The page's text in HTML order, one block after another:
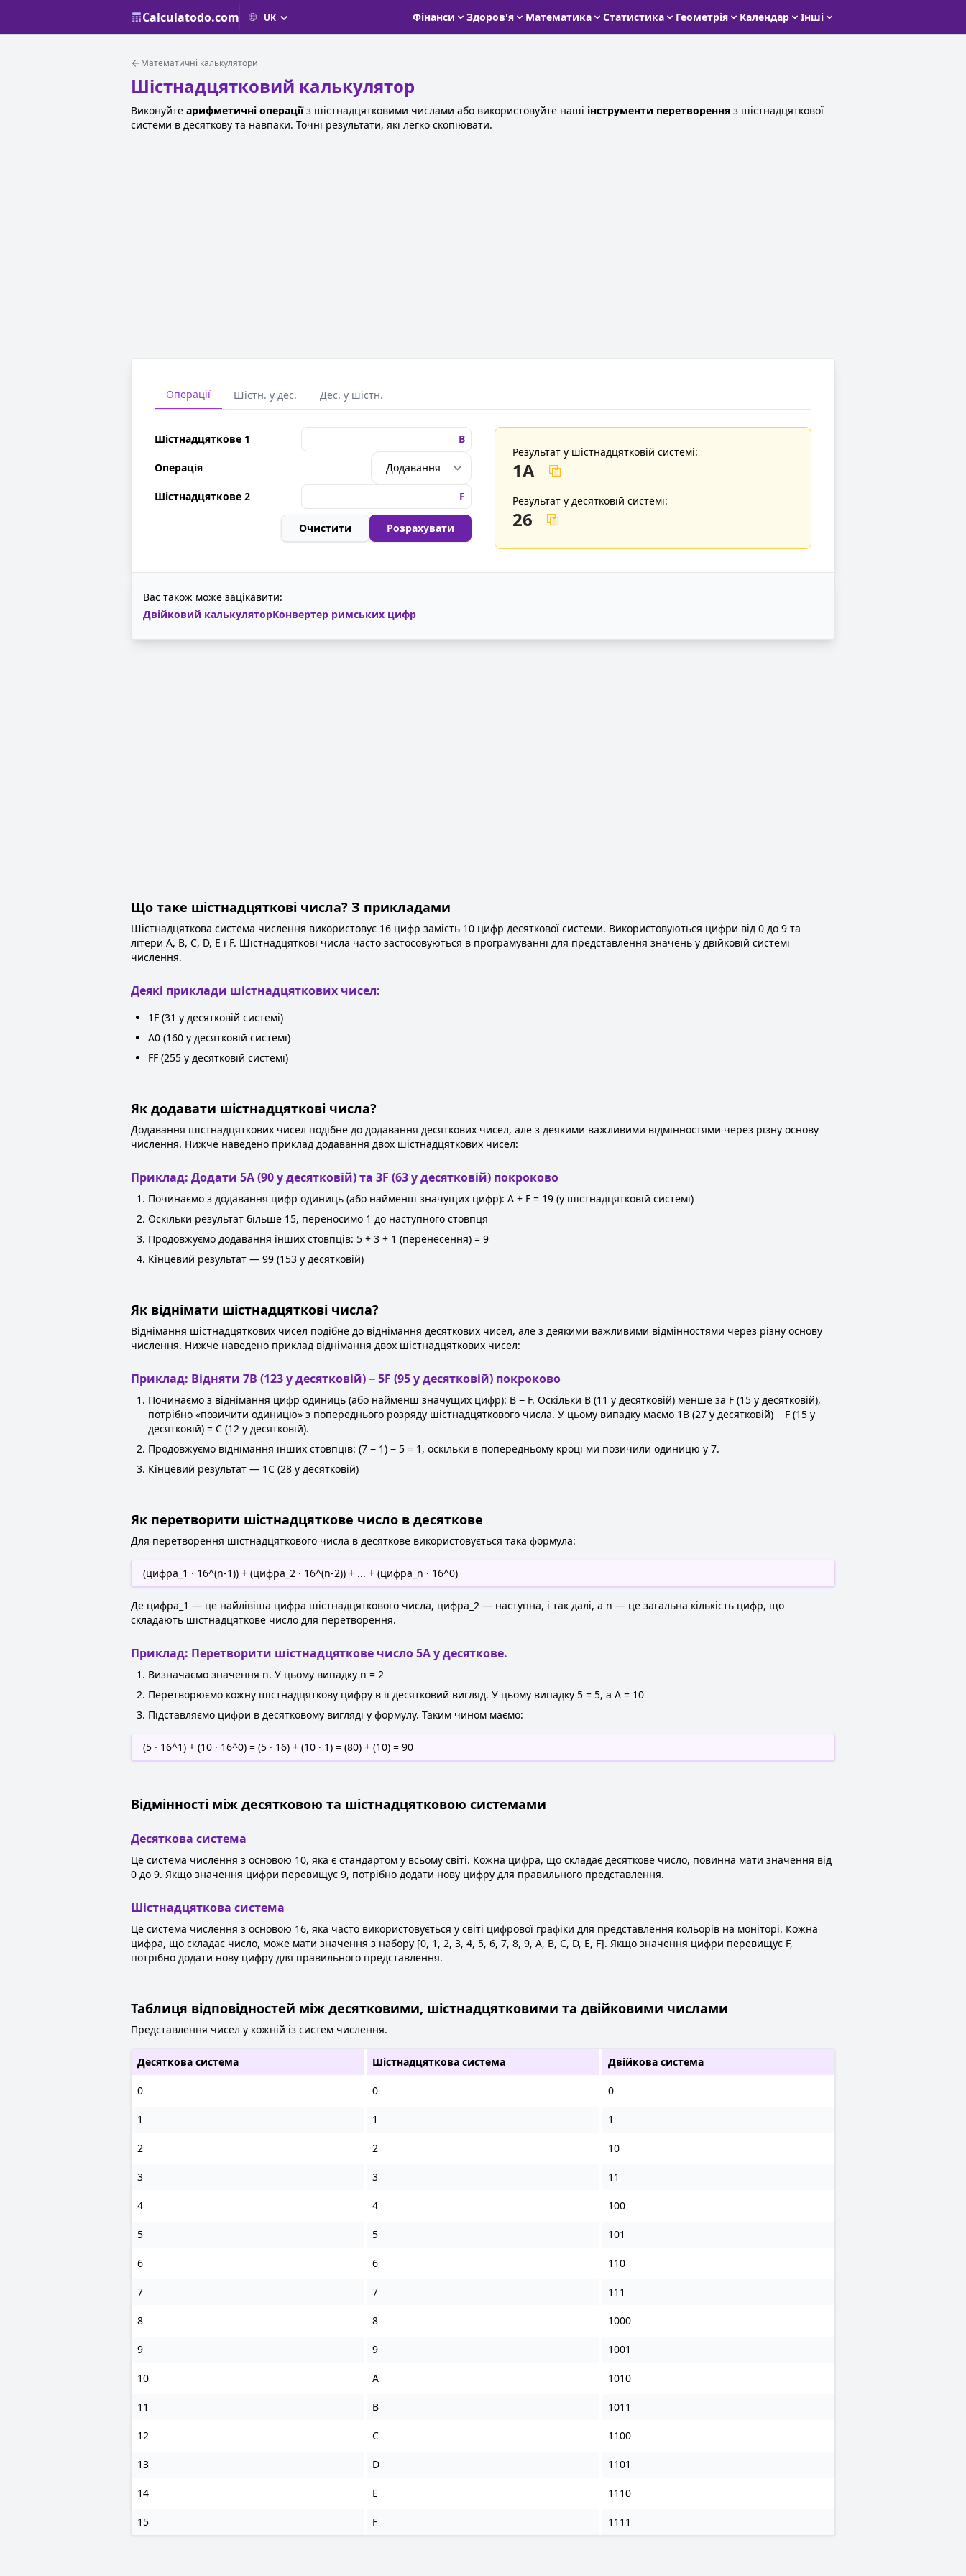
Calculatodo.com Фінанси Здоров'я Математика Статистика Геометрія Календар Інші
Математичні калькулятори
Шістнадцятковий калькулятор
Виконуйте арифметичні операціїз шістнадцятковими числами або використовуйте наші інструменти перетворення з шістнадцяткової
системи в десяткову та навпаки. Точні результати, які легко скопіювати.
Операції Шістн. у дес. Дес. у шістн.
Шістнадцяткове 1
Операція
Шістнадцяткове 2
Очистити Розрахувати
Результат у шістнадцятковій системі:
1A
Результат у десятковій системі:
26
Вас також може зацікавити:
Двійковий калькуляторКонвертер римських цифр
Що таке шістнадцяткові числа? З прикладами
Шістнадцяткова система числення використовує 16 цифр замість 10 цифр десяткової системи. Використовуються цифри від 0 до 9 та
літери A, B, C, D, E і F. Шістнадцяткові числа часто застосовуються в програмуванні для представлення значень у двійковій системі
числення.
Деякі приклади шістнадцяткових чисел:
1F (31 у десятковій системі)
A0 (160 у десятковій системі)
FF (255 у десятковій системі)
Як додавати шістнадцяткові числа?
Додавання шістнадцяткових чисел подібне до додавання десяткових чисел, але з деякими важливими відмінностями через різну основу
числення. Нижче наведено приклад додавання двох шістнадцяткових чисел:
Приклад: Додати 5A (90 у десятковій) та 3F (63 у десятковій) покроково
Починаємо з додавання цифр одиниць (або найменш значущих цифр): A + F = 19 (у шістнадцятковій системі)
Оскільки результат більше 15, переносимо 1 до наступного стовпця
Продовжуємо додавання інших стовпців: 5 + 3 + 1 (перенесення) = 9
Кінцевий результат — 99 (153 у десятковій)
Як віднімати шістнадцяткові числа?
Віднімання шістнадцяткових чисел подібне до віднімання десяткових чисел, але з деякими важливими відмінностями через різну основу
числення. Нижче наведено приклад віднімання двох шістнадцяткових чисел:
Приклад: Відняти 7B (123 у десятковій) − 5F (95 у десятковій) покроково
Починаємо з віднімання цифр одиниць (або найменш значущих цифр): B − F. Оскільки B (11 у десятковій) менше за F (15 у десятковій),
потрібно «позичити одиницю» з попереднього розряду шістнадцяткового числа. У цьому випадку маємо 1B (27 у десятковій) − F (15 у
десятковій) = C (12 у десятковій).
Продовжуємо віднімання інших стовпців: (7 − 1) − 5 = 1, оскільки в попередньому кроці ми позичили одиницю у 7.
Кінцевий результат — 1C (28 у десятковій)
Як перетворити шістнадцяткове число в десяткове
Для перетворення шістнадцяткового числа в десяткове використовується така формула:
(цифра_1 · 16^(n-1)) + (цифра_2 · 16^(n-2)) + ... + (цифра_n · 16^0)
Де цифра_1 — це найлівіша цифра шістнадцяткового числа, цифра_2 — наступна, і так далі, а n — це загальна кількість цифр, що
складають шістнадцяткове число для перетворення.
Приклад: Перетворити шістнадцяткове число 5A у десяткове.
Визначаємо значення n. У цьому випадку n = 2
Перетворюємо кожну шістнадцяткову цифру в її десятковий вигляд. У цьому випадку 5 = 5, а A = 10
Підставляємо цифри в десятковому вигляді у формулу. Таким чином маємо:
(5 · 16^1) + (10 · 16^0) = (5 · 16) + (10 · 1) = (80) + (10) = 90
Відмінності між десятковою та шістнадцятковою системами
Десяткова система
Це система числення з основою 10, яка є стандартом у всьому світі. Кожна цифра, що складає десяткове число, повинна мати значення від
0 до 9. Якщо значення цифри перевищує 9, потрібно додати нову цифру для правильного представлення.
Шістнадцяткова система
Це система числення з основою 16, яка часто використовується у світі цифрової графіки для представлення кольорів на моніторі. Кожна
цифра, що складає число, може мати значення з набору [0, 1, 2, 3, 4, 5, 6, 7, 8, 9, A, B, C, D, E, F]. Якщо значення цифри перевищує F,
потрібно додати нову цифру для правильного представлення.
Таблиця відповідностей між десятковими, шістнадцятковими та двійковими числами
Представлення чисел у кожній із систем числення.
Десяткова система Шістнадцяткова система Двійкова система
0 0 0
1 1 1
2 2 10
3 3 11
4 4 100
5 5 101
6 6 110
7 7 111
8 8 1000
9 9 1001
10 A 1010
11 B 1011
12 C 1100
13 D 1101
14 E 1110
15 F 1111